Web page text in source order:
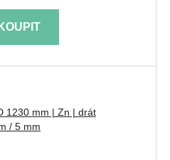
KOUPIT
1230 mm | Zn | drát
/ 5 mm